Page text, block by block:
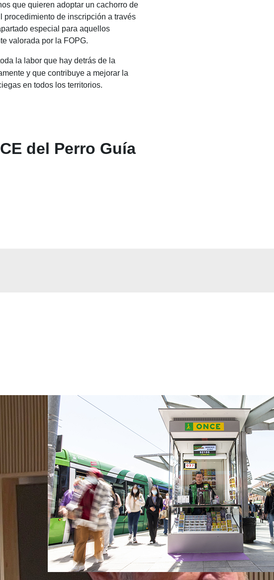
que quieren adoptar un cachorro de
procedimiento de inscripción a través
especial para aquellos
valorada por la FOPG.
la labor que hay detrás de la
y que contribuye a mejorar la
en todos los territorios.
del Perro Guía